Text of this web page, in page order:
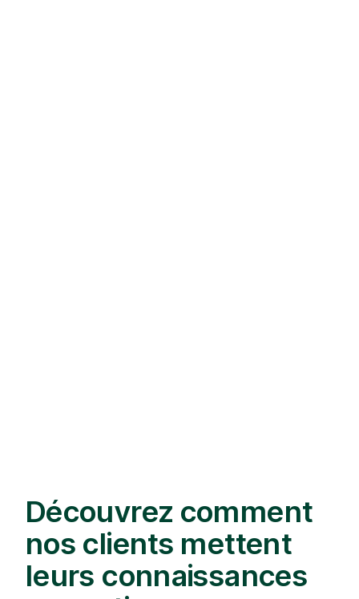
Découvrez comment
nos clients mettent
leurs connaissances